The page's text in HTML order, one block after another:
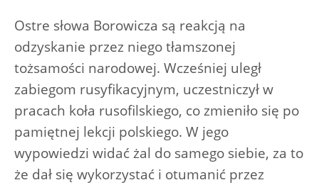
Ostre słowa Borowicza są reakcją na
odzyskanie przez niego tłamszonej
tożsamości narodowej. Wcześniej uległ
zabiegom rusyfikacyjnym, uczestniczył w
pracach koła rusofilskiego, co zmieniło się po
pamiętnej lekcji polskiego. W jego
wypowiedzi widać żal do samego siebie, za to
że dał się wykorzystać i otumanić przez